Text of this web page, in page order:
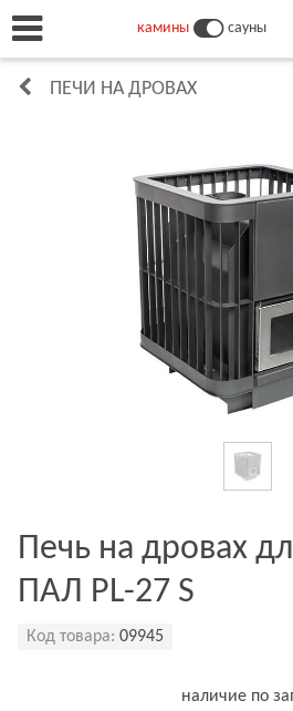
камины сауны
ПЕЧИ НА ДРОВАХ
Печь на дровах
ПАЛ PL-27 S
Код товара: 09945
наличие по